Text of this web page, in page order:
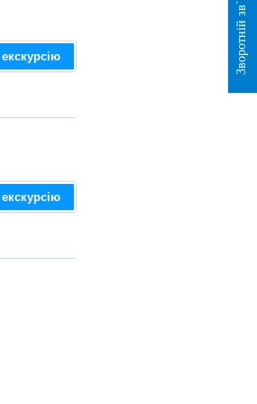
Зворотній зв`язок